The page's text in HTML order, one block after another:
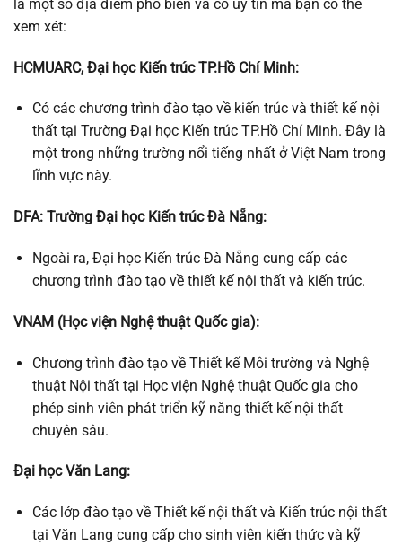
là một số địa điểm phổ biến và có uy tín mà bạn có thể
xem xét:
HCMUARC, Đại học Kiến trúc TP.Hồ Chí Minh:
Có các chương trình đào tạo về kiến trúc và thiết kế nội
thất tại Trường Đại học Kiến trúc TP.Hồ Chí Minh. Đây là
một trong những trường nổi tiếng nhất ở Việt Nam trong
lĩnh vực này.
DFA: Trường Đại học Kiến trúc Đà Nẵng:
Ngoài ra, Đại học Kiến trúc Đà Nẵng cung cấp các
chương trình đào tạo về thiết kế nội thất và kiến trúc.
VNAM (Học viện Nghệ thuật Quốc gia):
Chương trình đào tạo về Thiết kế Môi trường và Nghệ
thuật Nội thất tại Học viện Nghệ thuật Quốc gia cho
phép sinh viên phát triển kỹ năng thiết kế nội thất
chuyên sâu.
Đại học Văn Lang:
Các lớp đào tạo về Thiết kế nội thất và Kiến trúc nội thất
tại Văn Lang cung cấp cho sinh viên kiến thức và kỹ